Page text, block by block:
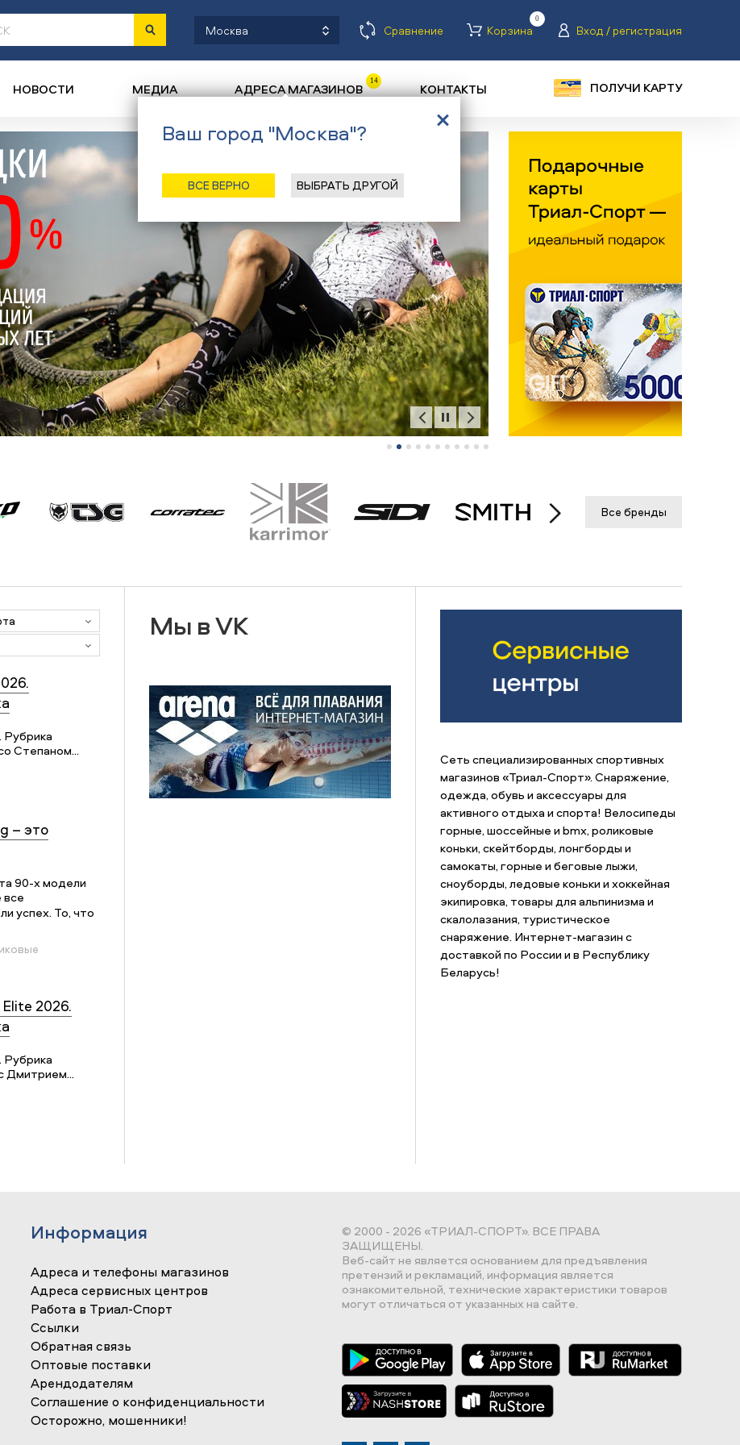
Москва Сравнение Корзина
0
Вход / регистрация
НОВОСТИ МЕДИА АДРЕСА МАГАЗИНОВ 14 КОНТАКТЫ ПОЛУЧИ КАРТУ
Все бренды
Рубрика
Степаном...
– это
90-х модели
все
успех. То, что
2026.
Рубрика
Дмитрием...
Мы в VK
Сеть специализированных спортивных
магазинов «Триал-Спорт». Снаряжение,
одежда, обувь и аксессуары для
активного отдыха и спорта! Велосипеды
горные, шоссейные и bmx, роликовые
коньки, скейтборды, лонгборды и
самокаты, горные и беговые лыжи,
сноуборды, ледовые коньки и хоккейная
экипировка, товары для альпинизма и
скалолазания, туристическое
снаряжение. Интернет-магазин с
доставкой по России и в Республику
Беларусь!
Информация
Адреса и телефоны магазинов
Адреса сервисных центров
Работа в Триал-Спорт
Ссылки
Обратная связь
Оптовые поставки
Арендодателям
Соглашение о конфиденциальности
Осторожно, мошенники!
© 2000 - 2026 «ТРИАЛ-СПОРТ». ВСЕ ПРАВА
ЗАЩИЩЕНЫ.
Веб-сайт не является основанием для предъявления
претензий и рекламаций, информация является
ознакомительной, технические характеристики товаров
могут отличаться от указанных на сайте.
Ваш город "Москва"?
ВСЕ ВЕРНО ВЫБРАТЬ ДРУГОЙ